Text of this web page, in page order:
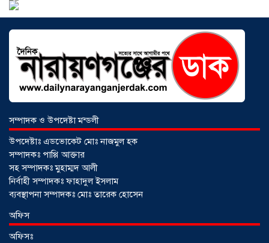
শর্টগান
০৩ আগস্ট ২০২৬
সম্পাদক ও উপদেষ্টা মন্ডলী
উপদেষ্টাঃ এডভোকেট মোঃ নাজমুল হক
সম্পাদকঃ পাপ্পি আক্তার
সহ সম্পাদকঃ মুহাম্মদ আলী
নির্বাহী সম্পাদকঃ ফাহাদুল ইসলাম
ব্যবস্থাপনা সম্পাদকঃ মোঃ তারেক হোসেন
অফিস
অফিসঃ